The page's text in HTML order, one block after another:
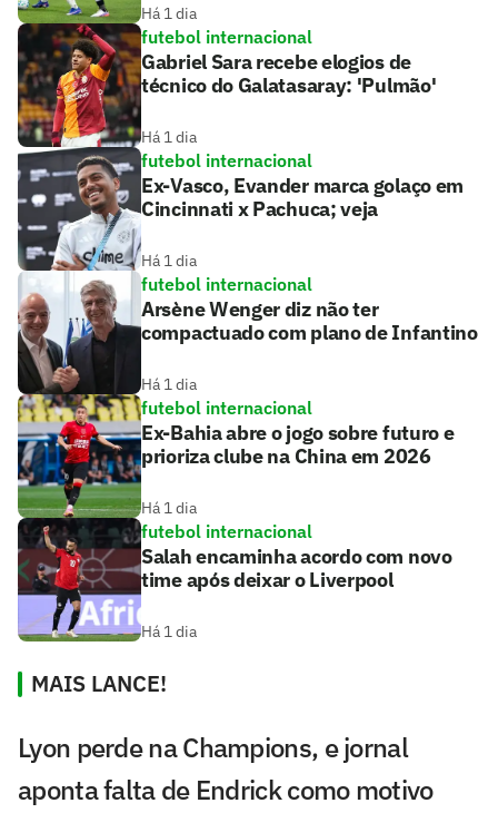
Há 1 dia
futebol internacional
Gabriel Sara recebe elogios de
técnico do Galatasaray: 'Pulmão'
Há 1 dia
futebol internacional
Ex-Vasco, Evander marca golaço em
Cincinnati x Pachuca; veja
Há 1 dia
futebol internacional
Arsène Wenger diz não ter
compactuado com plano de Infantino
Há 1 dia
futebol internacional
Ex-Bahia abre o jogo sobre futuro e
prioriza clube na China em 2026
Há 1 dia
futebol internacional
Salah encaminha acordo com novo
time após deixar o Liverpool
Há 1 dia
MAIS LANCE!
Lyon perde na Champions, e jornal
aponta falta de Endrick como motivo